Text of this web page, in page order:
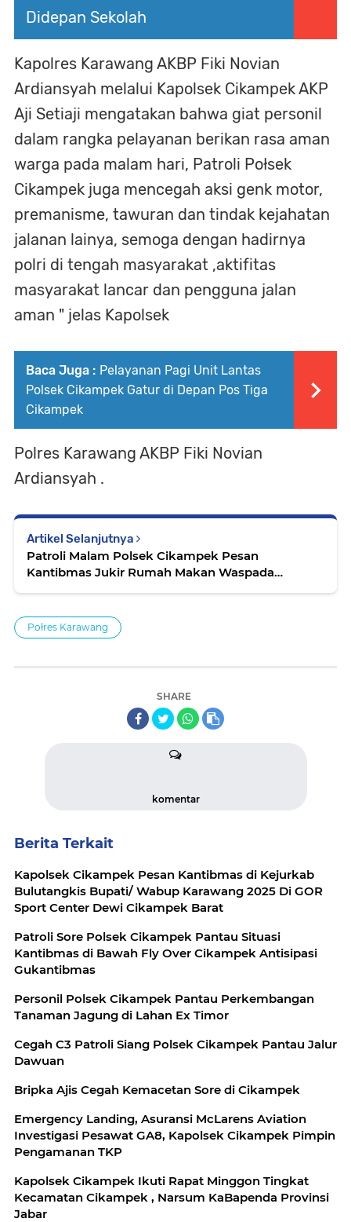
Didepan Sekolah
Kapolres Karawang AKBP Fiki Novian
Ardiansyah melalui Kapolsek Cikampek AKP
Aji Setiaji mengatakan bahwa giat personil
dalam rangka pelayanan berikan rasa aman
warga pada malam hari, Patroli Połsek
Cikampek juga mencegah aksi genk motor,
premanisme, tawuran dan tindak kejahatan
jalanan lainya, semoga dengan hadirnya
polri di tengah masyarakat ,aktifitas
masyarakat lancar dan pengguna jalan
aman " jelas Kapolsek
Baca Juga : Pelayanan Pagi Unit Lantas
Polsek Cikampek Gatur di Depan Pos Tiga
Cikampek
Polres Karawang AKBP Fiki Novian
Ardiansyah .
Artikel Selanjutnya
Patroli Malam Polsek Cikampek Pesan
Kantibmas Jukir Rumah Makan Waspada
Połres Karawang
SHARE
komentar
Berita Terkait
Kapolsek Cikampek Pesan Kantibmas di Kejurkab
Bulutangkis Bupati/ Wabup Karawang 2025 Di GOR
Sport Center Dewi Cikampek Barat
Patroli Sore Polsek Cikampek Pantau Situasi
Kantibmas di Bawah Fly Over Cikampek Antisipasi
Gukantibmas
Personil Polsek Cikampek Pantau Perkembangan
Tanaman Jagung di Lahan Ex Timor
Cegah C3 Patroli Siang Polsek Cikampek Pantau Jalur
Dawuan
Bripka Ajis Cegah Kemacetan Sore di Cikampek
Emergency Landing, Asuransi McLarens Aviation
Investigasi Pesawat GA8, Kapolsek Cikampek Pimpin
Pengamanan TKP
Kapolsek Cikampek Ikuti Rapat Minggon Tingkat
Kecamatan Cikampek , Narsum KaBapenda Provinsi
Jabar